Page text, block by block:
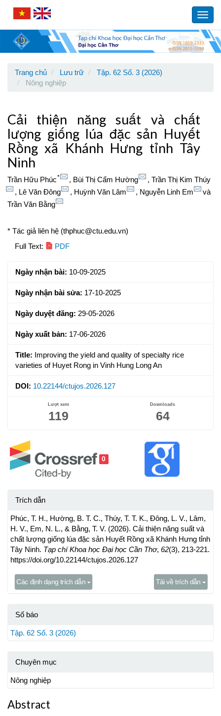
Navigation
Content
Sidebar
Trang chủ Lưu trữ
Tập. 62 Số. 3 (2026)
Nông nghiệp
Cải thiện năng suất và chất
lượng giống lúa đặc sản Huyết
Rồng xã Khánh Hưng tỉnh Tây
Ninh
Trần Hữu Phúc* , Bùi Thị Cẩm Hường , Trần Thị Kim Thúy
, Lê Văn Đông , Huỳnh Văn Lâm , Nguyễn Linh Em
và
Trần Văn Bằng
* Tác giả liên hệ (thphuc@ctu.edu.vn)
Article
Full Text: PDF
Ngày nhận bài: 10-09-2025
Ngày nhận bài sửa: 17-10-2025
Ngày duyệt đăng: 29-05-2026
Ngày xuất bản: 17-06-2026
Title: Improving the yield and quality of specialty rice
varieties of Huyet Rong in Vinh Hung Long An
DOI: 10.22144/ctujos.2026.127
Lượt xem
119
Downloads
64
0
Trích dẫn
Phúc, T. H., Hường, B. T. C., Thúy, T. T. K., Đông, L. V., Lâm,
H. V., Em, N. L., & Bằng, T. V. (2026). Cải thiện năng suất và
chất lượng giống lúa đặc sản Huyết Rồng xã Khánh Hưng tỉnh
Tây Ninh. Tạp chí Khoa học Đại học Cần Thơ, 62(3), 213-221.
https://doi.org/10.22144/ctujos.2026.127
Các định dạng trích dẫn Tải về trích dẫn
Số báo
Tập. 62 Số. 3 (2026)
Chuyên mục
Nông nghiệp
Abstract